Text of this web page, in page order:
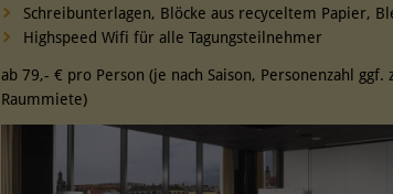
Schreibunterlagen, Blöcke aus recyceltem Papier,
Highspeed Wifi für alle Tagungsteilnehmer
ab 79,- € pro Person (je nach Saison, Personenzahl ggf.
Raummiete)